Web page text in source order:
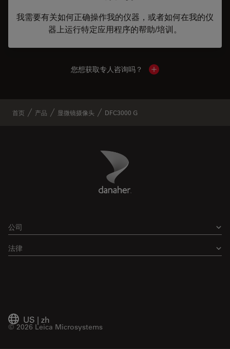
我需要有关如何正确操作我的仪器，或者如何在我的仪
器上运行特定应用程序的帮助/培训。
您想获取专人咨询吗？ Show local contacts
首页 产品 显微镜摄像头 DFC3000 G
Danaher Logo
公司
法律
US | zh
© 2026 Leica Microsystems